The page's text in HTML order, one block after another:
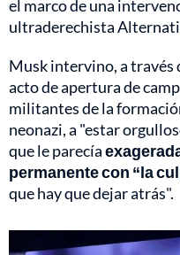
el marco de una
ultraderechista
Musk intervino, a través
acto de apertura de
militantes de la
neonazi, a "estar
que le parecía
permanente con “la
que hay que dejar atrás".